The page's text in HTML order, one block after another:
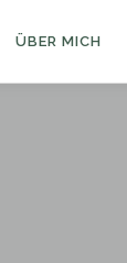
ÜBER MICH